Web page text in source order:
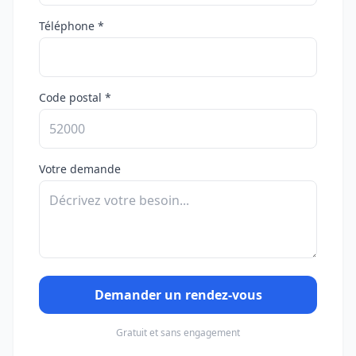
Téléphone *
Code postal *
Votre demande
Demander un rendez-vous
Gratuit et sans engagement